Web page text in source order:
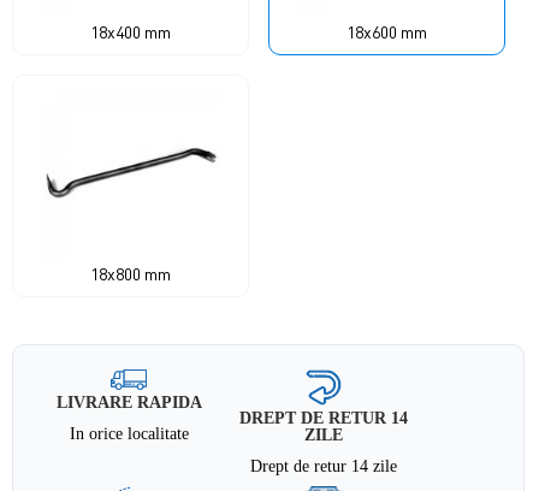
18x400 mm 18x600 mm
18x800 mm
LIVRARE RAPIDA
In orice localitate
DREPT DE RETUR 14
ZILE
Drept de retur 14 zile